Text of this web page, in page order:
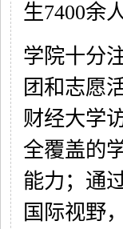
生7400余
学院十分
团和志愿
财经大学
全覆盖的
能力；通
国际视野